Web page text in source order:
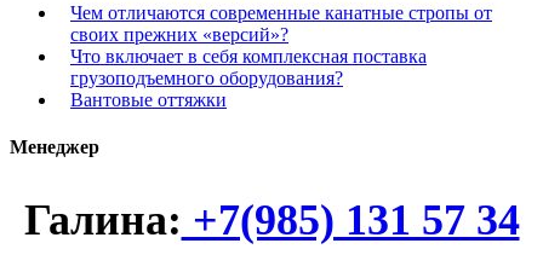
Чем отличаются современные канатные стропы от
своих прежних «версий»?
Что включает в себя комплексная поставка
грузоподъемного оборудования?
Вантовые оттяжки
Менеджер
Галина: +7(985) 131 57 34